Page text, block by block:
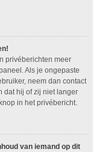
privéberichten meer
Als je ongepaste
neem dan contact
dat hij of zij niet langer
in het privébericht.
van iemand op dit